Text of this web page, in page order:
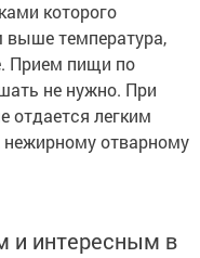
которого
выше температура,
Прием пищи по
не нужно. При
отдается легким
отварному
и интересным в